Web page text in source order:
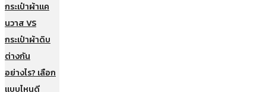
กระเป๋าผ้าแค
นวาส VS
กระเป๋าผ้าดิบ
ต่างกัน
อย่างไร? เลือก